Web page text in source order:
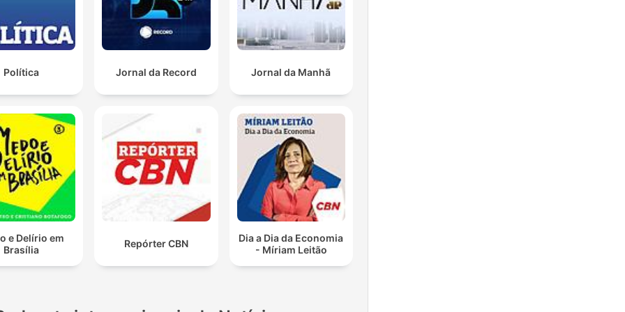
Política Jornal da Record Jornal da Manhã
e Delírio em
Brasília
Repórter CBN
Dia a Dia da Economia
- Míriam Leitão